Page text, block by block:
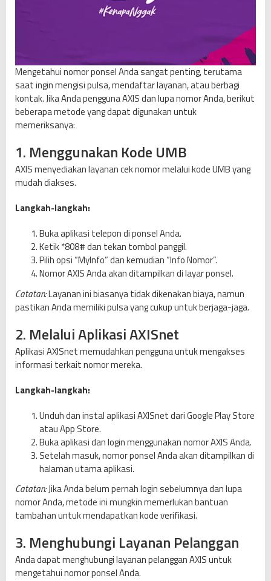
Mengetahui nomor ponsel Anda sangat penting, terutama
saat ingin mengisi pulsa, mendaftar layanan, atau berbagi
kontak. Jika Anda pengguna AXIS dan lupa nomor Anda, berikut
beberapa metode yang dapat digunakan untuk
memeriksanya:
1. Menggunakan Kode UMB
AXIS menyediakan layanan cek nomor melalui kode UMB yang
mudah diakses.
Langkah-langkah:
Buka aplikasi telepon di ponsel Anda.
Ketik *808# dan tekan tombol panggil.
Pilih opsi “MyInfo” dan kemudian “Info Nomor”.
Nomor AXIS Anda akan ditampilkan di layar ponsel.
Catatan:Layanan ini biasanya tidak dikenakan biaya, namun
pastikan Anda memiliki pulsa yang cukup untuk berjaga-jaga.
2. Melalui Aplikasi AXISnet
Aplikasi AXISnet memudahkan pengguna untuk mengakses
informasi terkait nomor mereka.
Langkah-langkah:
Unduh dan instal aplikasi AXISnet dari Google Play Store
atau App Store.
Buka aplikasi dan login menggunakan nomor AXIS Anda.
Setelah masuk, nomor ponsel Anda akan ditampilkan di
halaman utama aplikasi.
Catatan:Jika Anda belum pernah login sebelumnya dan lupa
nomor Anda, metode ini mungkin memerlukan bantuan
tambahan untuk mendapatkan kode verifikasi.
3. Menghubungi Layanan Pelanggan
Anda dapat menghubungi layanan pelanggan AXIS untuk
mengetahui nomor ponsel Anda.